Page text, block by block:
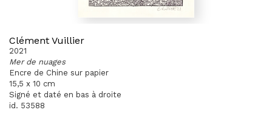
Clément Vuillier
2021
Mer de nuages
Encre de Chine sur papier
15,5 x 10 cm
Signé et daté en bas à droite
id. 53588